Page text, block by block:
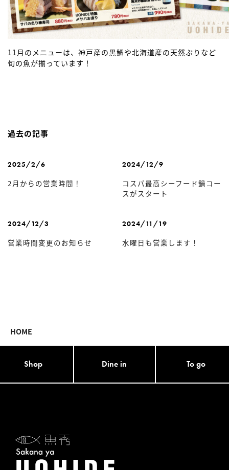
11月のメニューは、神戸産の黒鯛や北海道産の天然ぶりなど
旬の魚が揃っています！
過去の記事
2025/2/6
2月からの営業時間！
2024/12/9
コスパ最高シーフード鍋コー
スがスタート
2024/12/3
営業時間変更のお知らせ
2024/11/19
水曜日も営業します！
HOME
Shop Dine in To go